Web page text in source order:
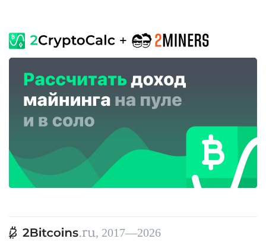
, 2017—2026